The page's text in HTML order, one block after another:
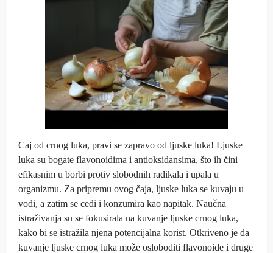
Caj od crnog luka, pravi se zapravo od ljuske luka! Ljuske
luka su bogate flavonoidima i antioksidansima, što ih čini
efikasnim u borbi protiv slobodnih radikala i upala u
organizmu. Za pripremu ovog čaja, ljuske luka se kuvaju u
vodi, a zatim se cedi i konzumira kao napitak. Naučna
istraživanja su se fokusirala na kuvanje ljuske crnog luka,
kako bi se istražila njena potencijalna korist. Otkriveno je da
kuvanje ljuske crnog luka može osloboditi flavonoide i druge